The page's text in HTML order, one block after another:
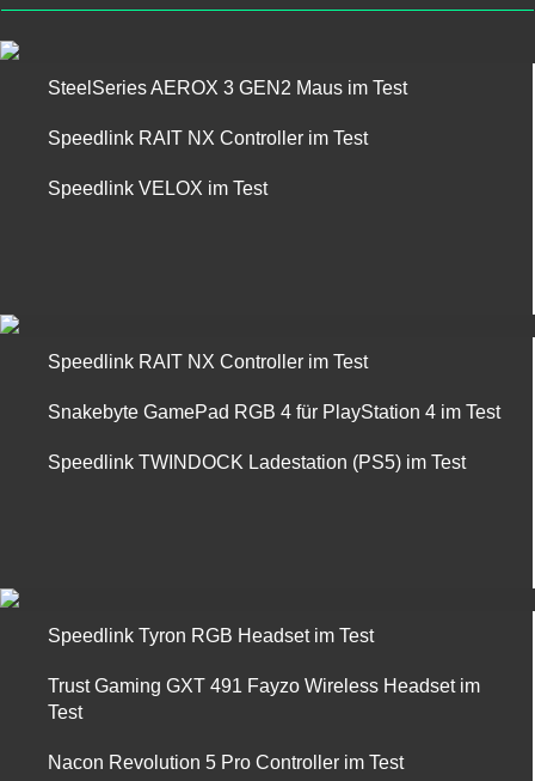
SteelSeries AEROX 3 GEN2 Maus im Test
Speedlink RAIT NX Controller im Test
Speedlink VELOX im Test
Speedlink RAIT NX Controller im Test
Snakebyte GamePad RGB 4 für PlayStation 4 im Test
Speedlink TWINDOCK Ladestation (PS5) im Test
Speedlink Tyron RGB Headset im Test
Trust Gaming GXT 491 Fayzo Wireless Headset im
Test
Nacon Revolution 5 Pro Controller im Test